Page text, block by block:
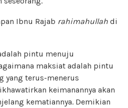
Ibnu Rajab rahimahullah di
pintu menuju
maksiat adalah pintu
yang terus-menerus
keimanannya akan
kematiannya. Demikian